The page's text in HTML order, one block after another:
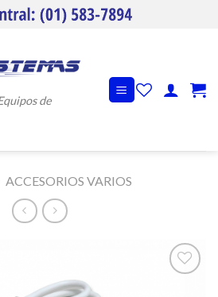
de
ACCESORIOS VARIOS